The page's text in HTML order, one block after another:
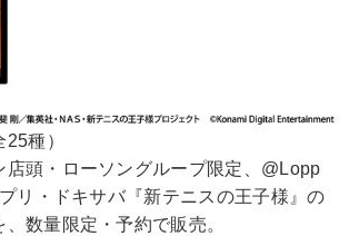
種）
店頭・ローソングループ限定、@Lopp
リ・ドキサバ『新テニスの王子様』の
数量限定・予約で販売。